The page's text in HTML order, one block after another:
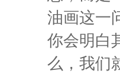
油画这一
你会明白
么，我们